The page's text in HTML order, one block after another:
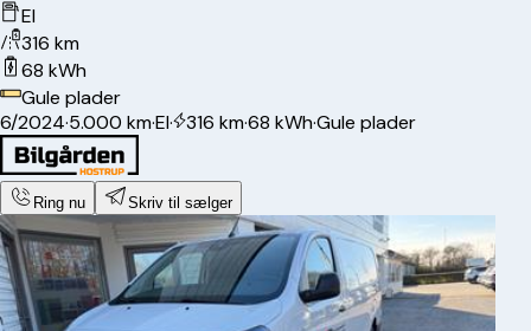
El
316 km
68 kWh
Gule plader
6/2024·5.000 km·El· 316 km·68 kWh·Gule plader
Ring nu Skriv til sælger